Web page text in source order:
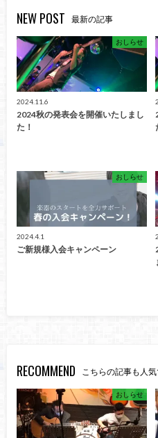
NEW POST 最新の記事
おしらせ
2024.11.6
2024秋の発表会を開催いたしまし
た！
おしらせ
2024.4.1
ご新規様入会キャンペーン
RECOMMEND こちらの記事も人気
おしらせ